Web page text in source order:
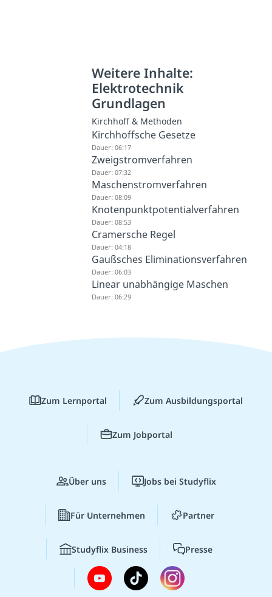
Weitere Inhalte:
Elektrotechnik
Grundlagen
Kirchhoff & Methoden
Kirchhoffsche Gesetze
Dauer: 06:17
Zweigstromverfahren
Dauer: 07:32
Maschenstromverfahren
Dauer: 08:09
Knotenpunktpotentialverfahren
Dauer: 08:53
Cramersche Regel
Dauer: 04:18
Gaußsches Eliminationsverfahren
Dauer: 06:03
Linear unabhängige Maschen
Dauer: 06:29
Zum Lernportal Zum Ausbildungsportal
Zum Jobportal
Über uns Jobs bei Studyflix
Für Unternehmen Partner
Studyflix Business Presse